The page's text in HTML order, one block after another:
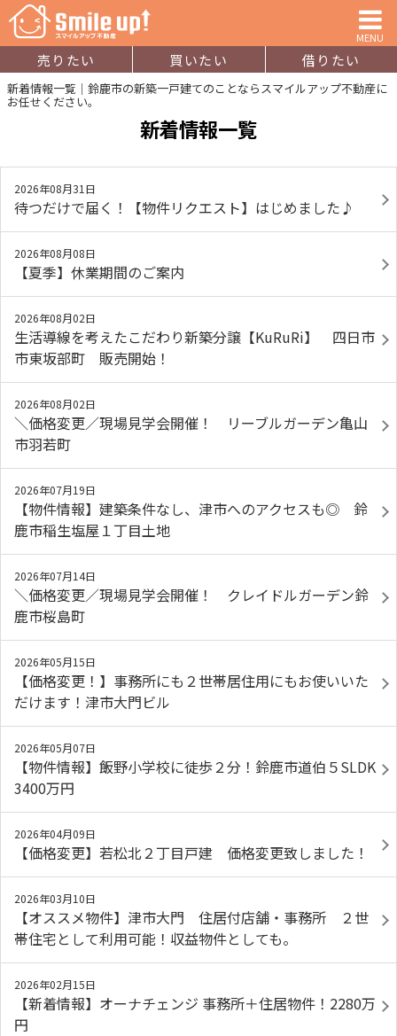
MENU
売りたい 買いたい 借りたい
新着情報一覧｜鈴鹿市の新築一戸建てのことならスマイルアップ不動産に
お任せください。
新着情報一覧
2026年08月31日
待つだけで届く！【物件リクエスト】はじめました♪
2026年08月08日
【夏季】休業期間のご案内
2026年08月02日
生活導線を考えたこだわり新築分譲【KuRuRi】 四日市
市東坂部町 販売開始！
2026年08月02日
＼価格変更／現場見学会開催！ リーブルガーデン亀山
市羽若町
2026年07月19日
【物件情報】建築条件なし、津市へのアクセスも◎ 鈴
鹿市稲生塩屋１丁目土地
2026年07月14日
＼価格変更／現場見学会開催！ クレイドルガーデン鈴
鹿市桜島町
2026年05月15日
【価格変更！】事務所にも２世帯居住用にもお使いいた
だけます！津市大門ビル
2026年05月07日
【物件情報】飯野小学校に徒歩２分！鈴鹿市道伯５SLDK
3400万円
2026年04月09日
【価格変更】若松北２丁目戸建 価格変更致しました！
2026年03月10日
【オススメ物件】津市大門 住居付店舗・事務所 ２世
帯住宅として利用可能！収益物件としても。
2026年02月15日
【新着情報】オーナチェンジ 事務所＋住居物件！2280万
円